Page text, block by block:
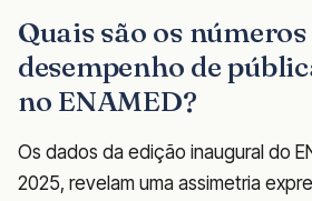
Quais são os
desempenho de
no ENAMED?
Os dados da edição inaugural do
2025, revelam uma assimetria